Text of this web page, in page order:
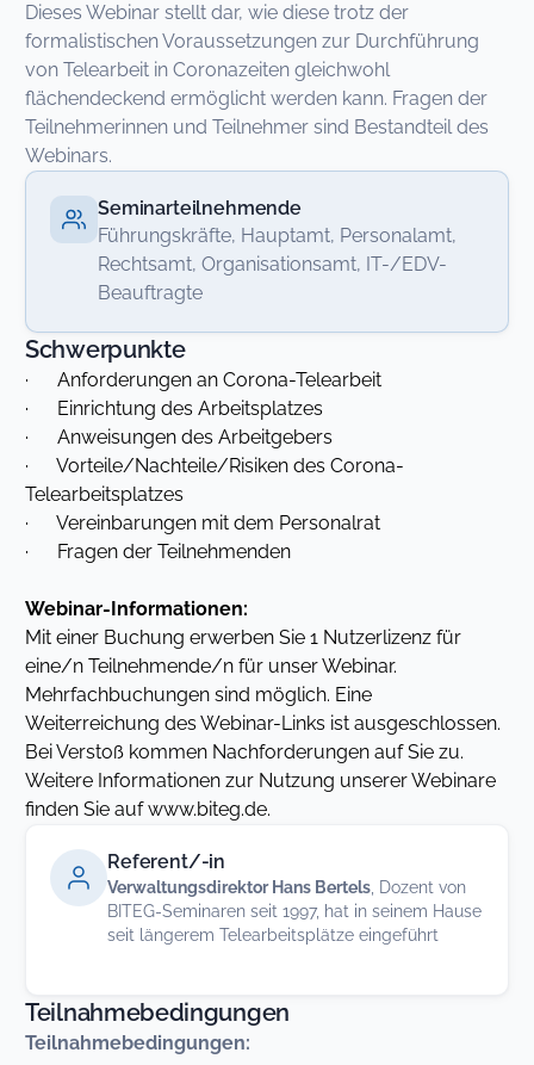
Dieses Webinar stellt dar, wie diese trotz der
formalistischen Voraussetzungen zur Durchführung
von Telearbeit in Coronazeiten gleichwohl
flächendeckend ermöglicht werden kann. Fragen der
Teilnehmerinnen und Teilnehmer sind Bestandteil des
Webinars.
Seminarteilnehmende
Führungskräfte, Hauptamt, Personalamt,
Rechtsamt, Organisationsamt, IT-/EDV-
Beauftragte
Schwerpunkte
· Anforderungen an Corona-Telearbeit
· Einrichtung des Arbeitsplatzes
· Anweisungen des Arbeitgebers
· Vorteile/Nachteile/Risiken des Corona-
Telearbeitsplatzes
· Vereinbarungen mit dem Personalrat
· Fragen der Teilnehmenden
Webinar-Informationen:
Mit einer Buchung erwerben Sie 1 Nutzerlizenz für
eine/n Teilnehmende/n für unser Webinar.
Mehrfachbuchungen sind möglich. Eine
Weiterreichung des Webinar-Links ist ausgeschlossen.
Bei Verstoß kommen Nachforderungen auf Sie zu.
Weitere Informationen zur Nutzung unserer Webinare
finden Sie auf www.biteg.de.
Referent/-in
Verwaltungsdirektor Hans Bertels , Dozent von
BITEG-Seminaren seit 1997, hat in seinem Hause
seit längerem Telearbeitsplätze eingeführt
Teilnahmebedingungen
Teilnahmebedingungen: